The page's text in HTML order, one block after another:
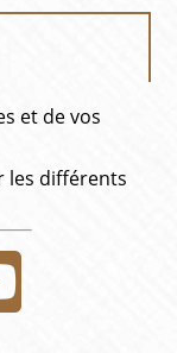
et de vos
les différents